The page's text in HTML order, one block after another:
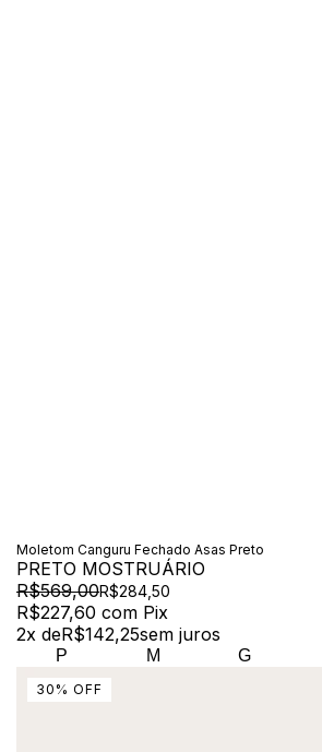
Moletom Canguru Fechado Asas Preto
PRETO MOSTRUÁRIO
R$569,00R$284,50
R$227,60 com Pix
2x deR$142,25sem juros
P M G
30 % OFF